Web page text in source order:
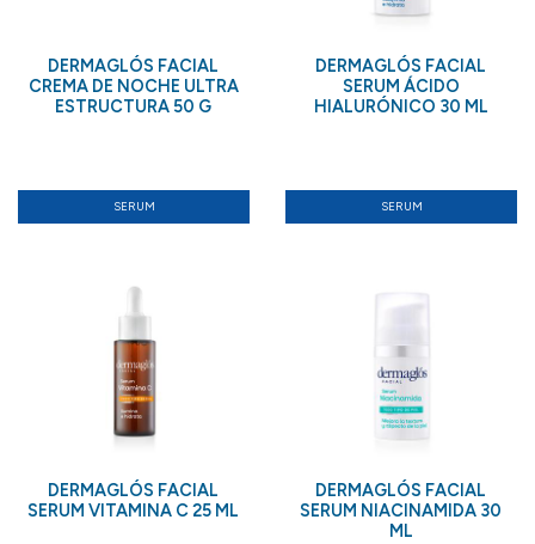
DERMAGLÓS FACIAL
CREMA DE NOCHE ULTRA
ESTRUCTURA 50 G
DERMAGLÓS FACIAL
SERUM ÁCIDO
HIALURÓNICO 30 ML
SERUM
DERMAGLÓS FACIAL
SERUM VITAMINA C 25 ML
SERUM
DERMAGLÓS FACIAL
SERUM NIACINAMIDA 30
ML